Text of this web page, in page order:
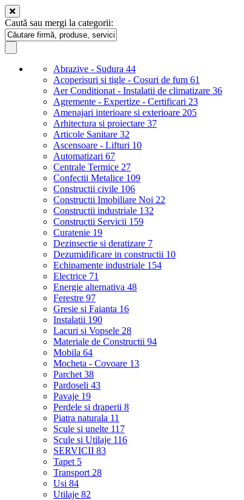
Caută sau mergi la categorii:
Abrazive - Sudura 44
Acoperisuri si tigle - Cosuri de fum 61
Aer Conditionat - Instalatii de climatizare 36
Agremente - Expertize - Certificari 23
Amenajari interioare si exterioare 205
Arhitectura si proiectare 37
Articole Sanitare 32
Ascensoare - Lifturi 10
Automatizari 67
Centrale Termice 27
Confectii Metalice 109
Constructii civile 106
Constructii Imobiliare Noi 22
Constructii industriale 132
Constructii Servicii 159
Curatenie 19
Dezinsectie si deratizare 7
Dezumidificare in constructii 10
Echipamente industriale 154
Electrice 71
Energie alternativa 48
Ferestre 97
Gresie si Faianta 16
Instalatii 190
Lacuri si Vopsele 28
Materiale de Constructii 94
Mobila 64
Mocheta - Covoare 13
Parchet 38
Pardoseli 43
Pavaje 19
Perdele si draperii 8
Piatra naturala 11
Scule si unelte 117
Scule si Utilaje 116
SERVICII 83
Tapet 5
Transport 28
Usi 84
Utilaje 82